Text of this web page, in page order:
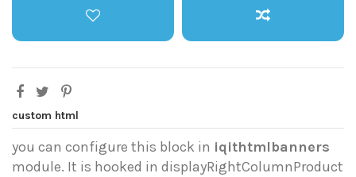
custom html
you can configure this block in iqithtmlbanners
module. It is hooked in displayRightColumnProduct